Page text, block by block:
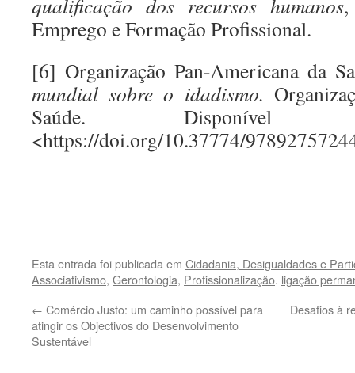
qualificação dos recursos humanos
Emprego e Formação Profissional.
[6] Organização Pan-Americana da
mundial sobre o idadismo.
Saúde.
<https://doi.org/10.37774/
Esta entrada foi publicada em Cidadania, Desigualdades e
Associativismo, Gerontologia, Profissionalização. ligação
← Comércio Justo: um caminho possível para
atingir os Objectivos do Desenvolvimento
Sustentável
Desafios à